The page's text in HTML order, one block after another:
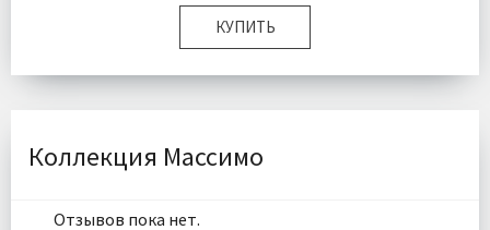
КУПИТЬ
Размер:
Полутороспальный
Ткань:
Коллекция Массимо
Отзывов пока нет.